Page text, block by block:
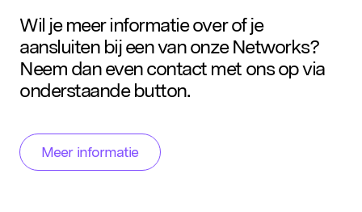
Wil je meer informatie over of je
aansluiten bij een van onze Networks?
Neem dan even contact met ons op via
onderstaande button.
Meer informatie